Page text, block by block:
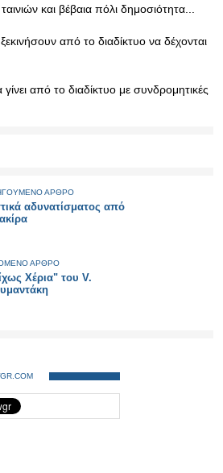
και βέβαια πόλι δημοσιότητα...
από το διαδίκτυο να δέχονται
από το διαδίκτυο με συνδρομητικές
ΑΡΘΡΟ
αδυνατίσματος από
ΑΡΘΡΟ
Χέρια" του V.